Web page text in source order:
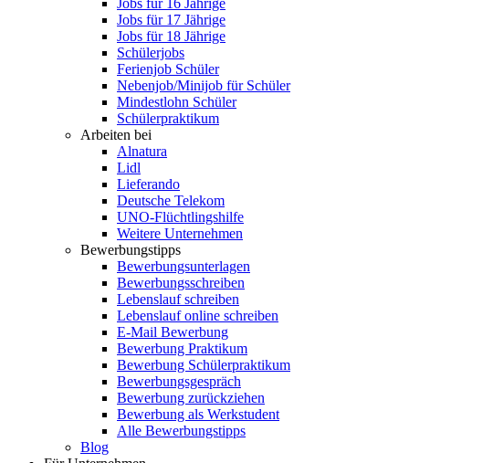
Jobs für 16 Jährige
Jobs für 17 Jährige
Jobs für 18 Jährige
Schülerjobs
Ferienjob Schüler
Nebenjob/Minijob für Schüler
Mindestlohn Schüler
Schülerpraktikum
Arbeiten bei
Alnatura
Lidl
Lieferando
Deutsche Telekom
UNO-Flüchtlingshilfe
Weitere Unternehmen
Bewerbungstipps
Bewerbungsunterlagen
Bewerbungsschreiben
Lebenslauf schreiben
Lebenslauf online schreiben
E-Mail Bewerbung
Bewerbung Praktikum
Bewerbung Schülerpraktikum
Bewerbungsgespräch
Bewerbung zurückziehen
Bewerbung als Werkstudent
Alle Bewerbungstipps
Blog